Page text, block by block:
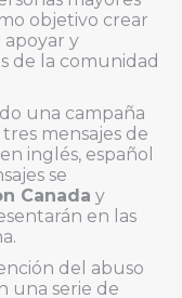
objetivo crear
apoyar y
de la comunidad
una campaña
mensajes de
inglés, español
se
Canada y
en las
del abuso
una serie de